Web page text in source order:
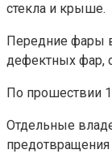
стекла и крыше.
Передние фары
дефектных фар,
По прошествии
Отдельные
предотвращения